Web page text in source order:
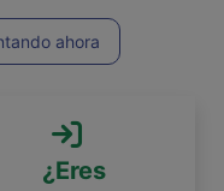
ahora
¿Eres